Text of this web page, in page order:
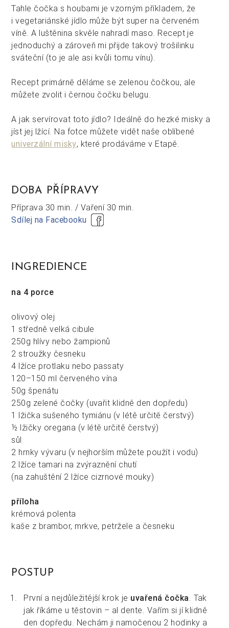
Tahle čočka s houbami je vzorným příkladem, že
i vegetariánské jídlo může být super na červeném
víně. A luštěnina skvěle nahradí maso. Recept je
jednoduchý a zároveň mi přijde takový trošilinku
sváteční (to je ale asi kvůli tomu vínu).
Recept primárně děláme se zelenou čočkou, ale
můžete zvolit i černou čočku belugu.
A jak servírovat toto jídlo? Ideálně do hezké misky a
jíst jej lžící. Na fotce můžete vidět naše oblíbené
univerzální misky, které prodáváme v Etapě.
DOBA PŘÍPRAVY
Příprava 30 min. / Vaření 30 min.
Sdílej na Facebooku
INGREDIENCE
na 4 porce
olivový olej
1 středně velká cibule
250g hlívy nebo žampionů
2 stroužky česneku
4 lžíce protlaku nebo passaty
120–150 ml červeného vína
50g špenátu
250g zelené čočky (uvařit klidně den dopředu)
1 lžička sušeného tymiánu (v létě určitě čerstvý)
½ lžičky oregana (v létě určitě čerstvý)
sůl
2 hrnky vývaru (v nejhorším můžete použít i vodu)
2 lžíce tamari na zvýraznění chutí
(na zahuštění 2 lžíce cizrnové mouky)
příloha
krémová polenta
kaše z brambor, mrkve, petržele a česneku
POSTUP
První a nejdůležitější krok je uvařená čočka. Tak
jak říkáme u těstovin – al dente. Vařím si jí klidně
den dopředu. Nechám ji namočenou 2 hodinky a